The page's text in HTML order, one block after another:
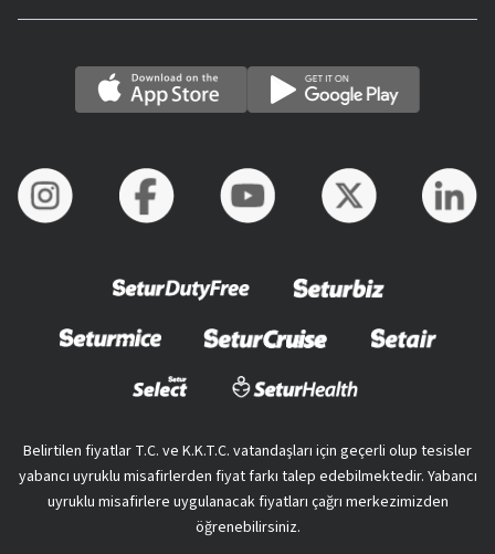
Belirtilen fiyatlar T.C. ve K.K.T.C. vatandaşları için geçerli olup tesisler
yabancı uyruklu misafirlerden fiyat farkı talep edebilmektedir. Yabancı
uyruklu misafirlere uygulanacak fiyatları çağrı merkezimizden
öğrenebilirsiniz.